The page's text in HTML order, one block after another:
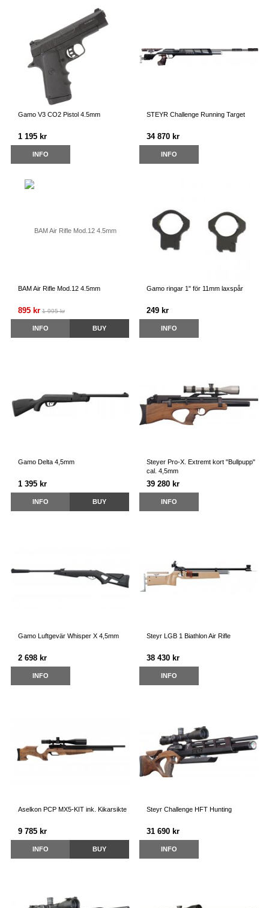
Gamo V3 CO2 Pistol 4.5mm
1 195 kr
INFO
STEYR Challenge Running Target
34 870 kr
INFO
BAM Air Rifle Mod.12 4.5mm
895 kr 1 995 kr
INFO BUY
Gamo ringar 1" för 11mm laxspår
249 kr
INFO
Gamo Delta 4,5mm
1 395 kr
INFO BUY
Steyer Pro-X. Extremt kort "Bullpupp"
cal. 4,5mm
39 280 kr
INFO
Gamo Luftgevär Whisper X 4,5mm
2 698 kr
INFO
Steyr LGB 1 Biathlon Air Rifle
38 430 kr
INFO
Aselkon PCP MX5-KIT ink. Kikarsikte
9 785 kr
INFO BUY
Steyr Challenge HFT Hunting
31 690 kr
INFO